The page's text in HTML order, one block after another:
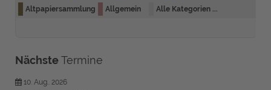
Altpapiersammlung Allgemein Alle Kategorien ...
NächsteTermine
10. Aug.. 2026